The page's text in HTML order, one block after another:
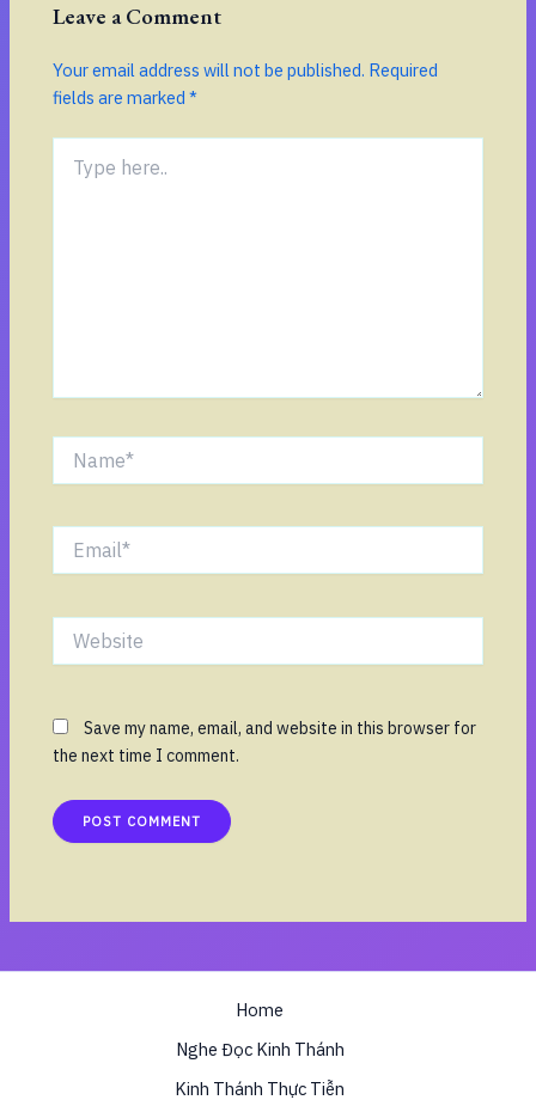
Leave a Comment
Your email address will not be published. Required
fields are marked*
here..
Website
Save my name, email, and website in this browser for
the next time I comment.
Home
Nghe Đọc Kinh Thánh
Kinh Thánh Thực Tiễn